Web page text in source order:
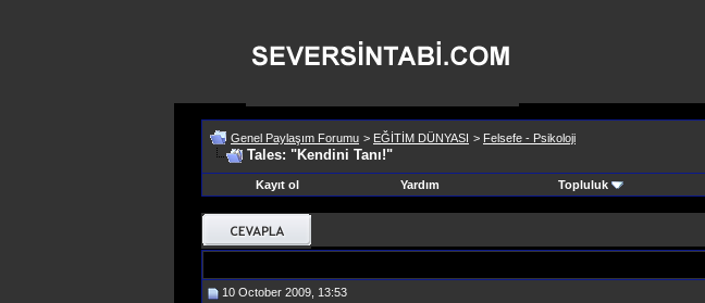
Genel Paylaşım Forumu > EĞİTİM DÜNYASI > Felsefe - Psikoloji
Tales: "Kendini Tanı!"
Kayıt ol
Yardım Topluluk
10 October 2009, 13:53